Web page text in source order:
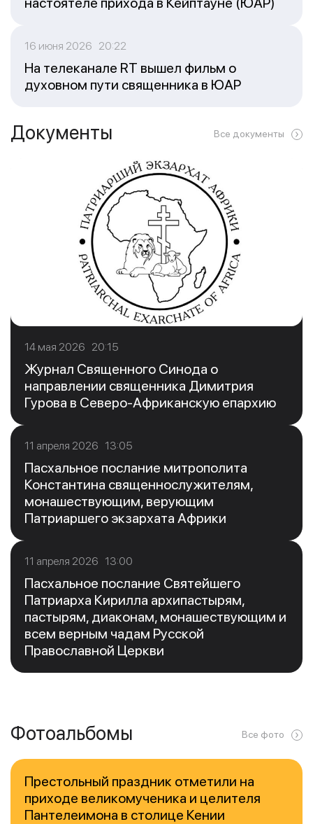
16 июня 2026 20:22
На телеканале RT вышел фильм о
духовном пути священника в ЮАР
Документы Все документы
14 мая 2026 20:15
Журнал Священного Синода о
направлении священника Димитрия
Гурова в Северо-Африканскую епархию
11 апреля 2026 13:05
Пасхальное послание митрополита
Константина священнослужителям,
монашествующим, верующим
Патриаршего экзархата Африки
11 апреля 2026 13:00
Пасхальное послание Святейшего
Патриарха Кирилла архипастырям,
пастырям, диаконам, монашествующим и
всем верным чадам Русской
Православной Церкви
Фотоальбомы Все фото
Престольный праздник отметили на
приходе великомученика и целителя
Пантелеимона в столице Кении